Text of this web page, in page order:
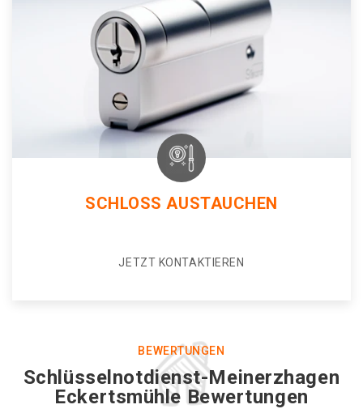
SCHLOSS AUSTAUCHEN
JETZT KONTAKTIEREN
BEWERTUNGEN
Schlüsselnotdienst-Meinerzhagen
Eckertsmühle Bewertungen